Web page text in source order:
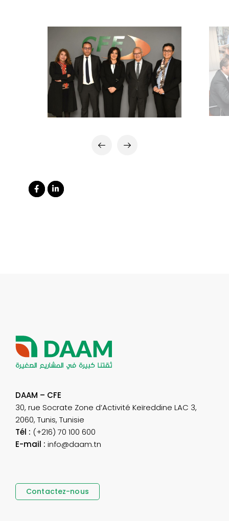
DAAM – CFE
30, rue Socrate Zone d’Activité Keïreddine LAC 3,
2060, Tunis, Tunisie
Tél : (+216) 70 100 600
E-mail : info@daam.tn
Contactez-nous